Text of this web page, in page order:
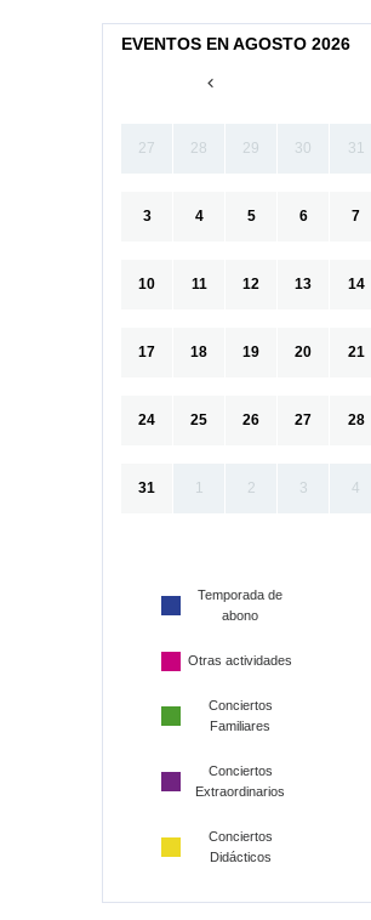
EVENTOS EN AGOSTO 2026
27 28 29 30 31
3 4 5 6 7
10 11 12 13 14
17 18 19 20 21
24 25 26 27 28
31 1 2 3 4
Temporada de
abono
Otras actividades
Conciertos
Familiares
Conciertos
Extraordinarios
Conciertos
Didácticos